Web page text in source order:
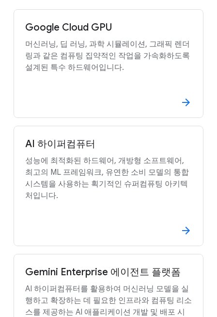
Google Cloud GPU
머신러닝, 딥 러닝, 과학 시뮬레이션, 그래픽 렌더
링과 같은 컴퓨팅 집약적인 작업을 가속화하도록
설계된 특수 하드웨어입니다.
AI 하이퍼컴퓨터
성능에 최적화된 하드웨어, 개방형 소프트웨어,
최고의 ML 프레임워크, 유연한 소비 모델의 통합
시스템을 사용하는 획기적인 슈퍼컴퓨팅 아키텍
처입니다.
Gemini Enterprise 에이전트 플랫폼
AI 하이퍼컴퓨터를 활용하여 머신러닝 모델을 실
행하고 확장하는 데 필요한 인프라와 컴퓨팅 리소
스를 제공하는 AI 애플리케이션 개발 및 배포 시